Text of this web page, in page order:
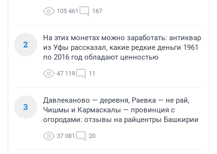
105 461 167
2
На этих монетах можно заработать: антиквар
из Уфы рассказал, какие редкие деньги 1961
по 2016 год обладают ценностью
47 119 11
3
Давлеканово — деревня, Раевка — не рай,
Чишмы и Кармаскалы — провинция с
огородами: отзывы на райцентры Башкирии
37 081 20